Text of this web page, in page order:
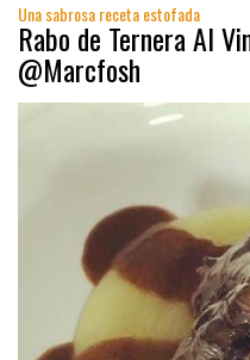
Una sabrosa receta estofada
Rabo de Ternera Al
@Marcfosh